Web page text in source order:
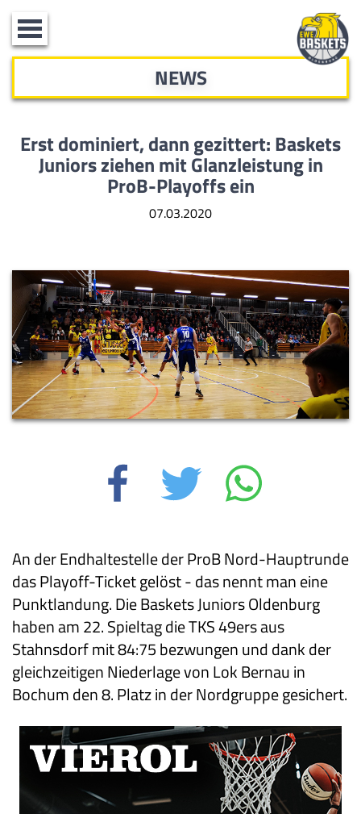
Toggle
navigation
NEWS
Erst dominiert, dann gezittert: Baskets
Juniors ziehen mit Glanzleistung in
ProB-Playoffs ein
07.03.2020
An der Endhaltestelle der ProB Nord-Hauptrunde
das Playoff-Ticket gelöst - das nennt man eine
Punktlandung. Die Baskets Juniors Oldenburg
haben am 22. Spieltag die TKS 49ers aus
Stahnsdorf mit 84:75 bezwungen und dank der
gleichzeitigen Niederlage von Lok Bernau in
Bochum den 8. Platz in der Nordgruppe gesichert.